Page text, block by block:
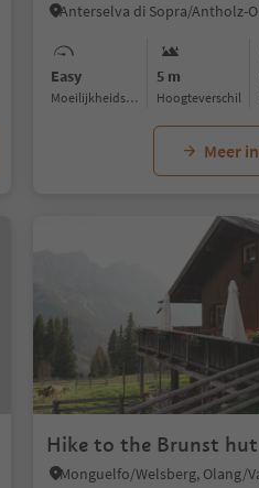
Easy
Moeilijkheidsgraad
5 m
Hoogteverschil
Meer
Hike to the Brunst hut